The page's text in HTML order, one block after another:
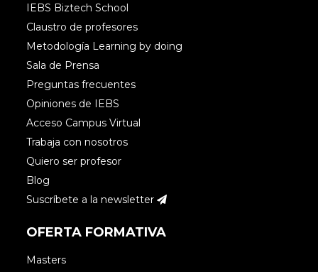
IEBS Biztech School
Claustro de profesores
Metodología Learning by doing
Sala de Prensa
Preguntas frecuentes
Opiniones de IEBS
Acceso Campus Virtual
Trabaja con nosotros
Quiero ser profesor
Blog
Suscríbete a la newsletter
OFERTA FORMATIVA
Masters